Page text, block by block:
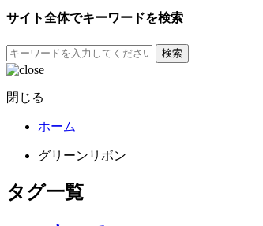
サイト全体でキーワードを検索
検索
閉じる
ホーム
グリーンリボン
タグ一覧